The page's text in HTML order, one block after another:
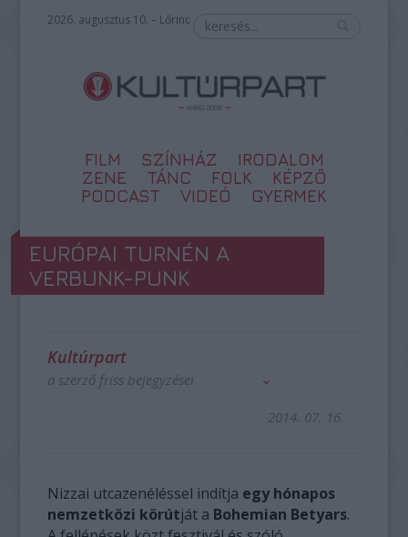
2026. augusztus 10. – Lőrinc
FILM SZÍNHÁZ
IRODALOM
ZENE
TÁNC FOLK
KÉPZŐ
PODCAST
VIDEÓ GYERMEK
EURÓPAI TURNÉN A
VERBUNK-PUNK
Kultúrpart
a szerző friss bejegyzései
2014. 07. 16.
Nizzai utcazenéléssel indítja egy hónapos
nemzetközi körútját a Bohemian Betyars.